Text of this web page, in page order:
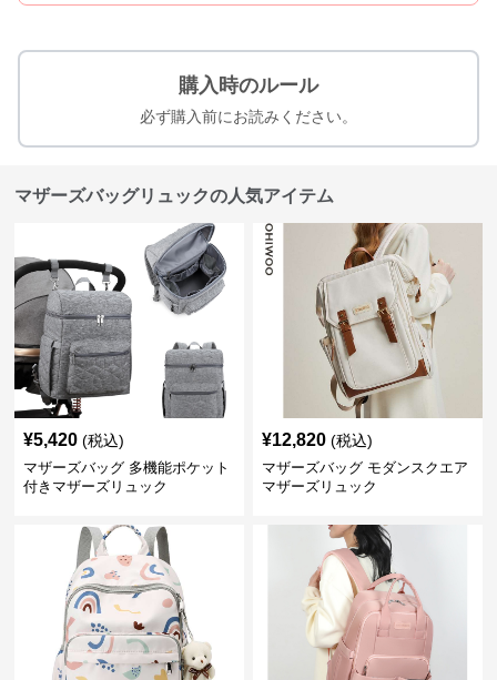
購入時のルール
必ず購入前にお読みください。
マザーズバッグリュックの人気アイテム
¥5,420 (税込)
マザーズバッグ 多機能ポケット
付きマザーズリュック
¥12,820 (税込)
マザーズバッグ モダンスクエア
マザーズリュック